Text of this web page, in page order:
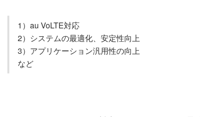
1）au VoLTE対応
2）システムの最適化、安定性向上
3）アプリケーション汎用性の向上
など